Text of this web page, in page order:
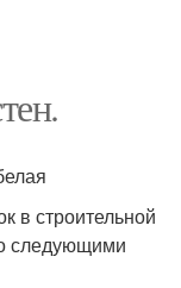
в строительной
следующими